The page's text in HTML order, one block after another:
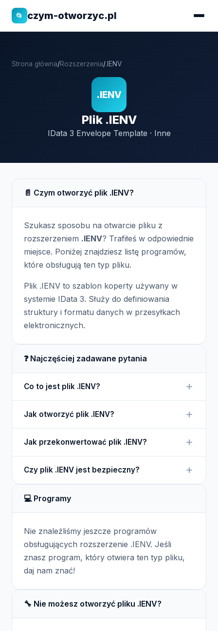
📂 czym-otworzyc.pl
Strona główna/Rozszerzenia/.IENV
.IENV
Plik .IENV
IData 3 Envelope Template · Inne
📄 Czym otworzyć plik .IENV?
Szukasz sposobu na otwarcie pliku z
rozszerzeniem .IENV? Trafiłeś w odpowiednie
miejsce. Poniżej znajdziesz listę programów,
które obsługują ten typ pliku.
Plik .IENV to szablon koperty używany w
systemie IData 3. Służy do definiowania
struktury i formatu danych w przesyłkach
elektronicznych.
❓ Najczęściej zadawane pytania
Co to jest plik .IENV?
który określa format i strukturę danych w
przesyłanych plikach.
Jak otworzyć plik .IENV?
IData 3 lub odpowiednie oprogramowanie, które
obsługuje ten format.
Jak przekonwertować plik .IENV?
zazwyczaj konwertowane. Można je edytować w
odpowiednim oprogramowaniu.
Czy plik .IENV jest bezpieczny?
wrażliwe dane. Zawsze warto zachować
ostrożność przy ich udostępnianiu.
💻 Programy
Nie znaleźliśmy jeszcze programów
obsługujących rozszerzenie .IENV. Jeśli
znasz program, który otwiera ten typ pliku,
daj nam znać!
🔧 Nie możesz otworzyć pliku .IENV?